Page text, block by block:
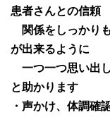
患者さんとの信頼
関係をしっかり
が出来るように
一つ一つ思い出
と助かります
・声かけ、体調確